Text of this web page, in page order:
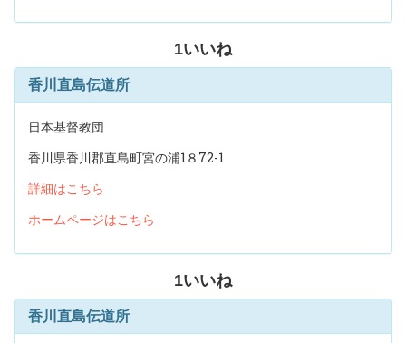
1いいね
香川直島伝道所
日本基督教団
香川県香川郡直島町宮の浦1８72-1
詳細はこちら
ホームページはこちら
1いいね
香川直島伝道所